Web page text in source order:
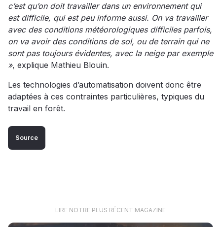
c’est qu’on doit travailler dans un environnement qui
est difficile, qui est peu informe aussi. On va travailler
avec des conditions météorologiques difficiles parfois,
on va avoir des conditions de sol, ou de terrain qui ne
sont pas toujours évidentes, avec la neige par exemple
», explique Mathieu Blouin.
Les technologies d’automatisation doivent donc être
adaptées à ces contraintes particulières, typiques du
travail en forêt.
Source
LIRE NOTRE PLUS RÉCENT MAGAZINE